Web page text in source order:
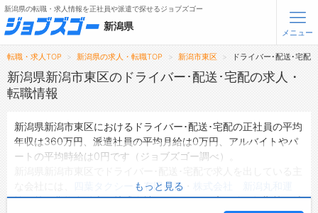
無料会員登録 ログイン
トップ
詳細情報で求人を探す
転職支援サービスについて
新潟県の転職・求人情報を正社員や派遣で探せるジョブズゴー
新潟県
メニュー
転職・求人TOP 新潟県の求人・転職TOP 新潟市東区 ドライバー･配送･宅配
新潟県新潟市東区のドライバー･配送･宅配の求人・
転職情報
新潟県新潟市東区におけるドライバー･配送･宅配の正社員の平均
年収は360万円、派遣社員の平均月給は0万円、アルバイトやパ
ートの平均時給は0円です（ジョブズゴー調べ）。
四葉タクシー 有限会社
輸・第三貨物自動車 株式会社などがあり、未経験や短期等ご希
もっと見る